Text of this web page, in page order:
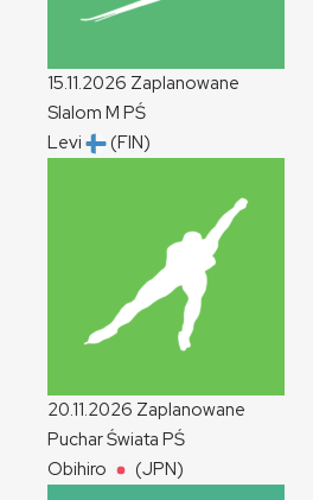
15.11.2026 Zaplanowane
Slalom M PŚ
Levi
(FIN)
20.11.2026 Zaplanowane
Puchar Świata PŚ
Obihiro
(JPN)